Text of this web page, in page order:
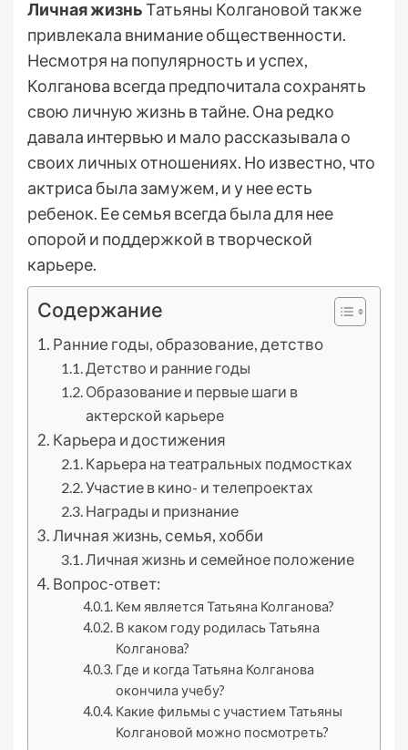
Личная жизньТатьяны Колгановой также
привлекала внимание общественности.
Несмотря на популярность и успех,
Колганова всегда предпочитала сохранять
свою личную жизнь в тайне. Она редко
давала интервью и мало рассказывала о
своих личных отношениях. Но известно, что
актриса была замужем, и у нее есть
ребенок. Ее семья всегда была для нее
опорой и поддержкой в творческой
карьере.
Содержание
Ранние годы, образование, детство
Детство и ранние годы
Образование и первые шаги в
актерской карьере
Карьера и достижения
Карьера на театральных подмостках
Участие в кино- и телепроектах
Награды и признание
Личная жизнь, семья, хобби
Личная жизнь и семейное положение
Вопрос-ответ:
Кем является Татьяна Колганова?
В каком году родилась Татьяна
Колганова?
Где и когда Татьяна Колганова
окончила учебу?
Какие фильмы с участием Татьяны
Колгановой можно посмотреть?